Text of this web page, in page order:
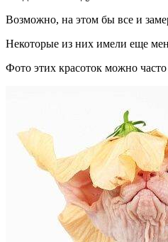
Возможно, на этом бы все и
Некоторые из них имели еще
Фото этих красоток можно часто